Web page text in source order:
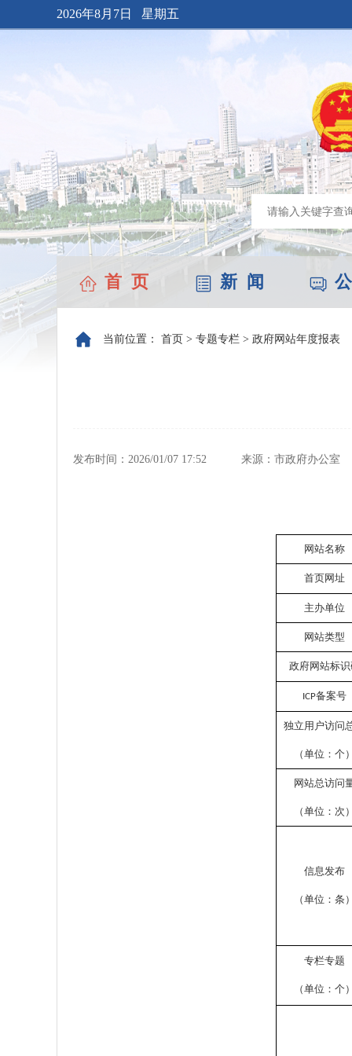
2026年8月7日 星期五
首 页 新 闻
当前位置： 首页 > 专题专栏 > 政府网站年度报表
发布时间：2026/01/07 17:52 来源：市政府办公室
网站名称
首页网址
主办单位
网站类型
政府网站标识
ICP备案号
独立用户访问
（单位：个
网站总访问
（单位：次
信息发布
（单位：条
专栏专题
（单位：个